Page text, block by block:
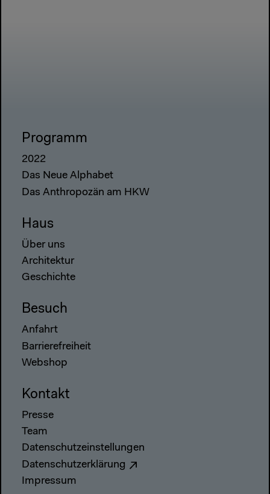
Programm
2022
Das Neue Alphabet
Das Anthropozän am HKW
Haus
Über uns
Architektur
Geschichte
Besuch
Anfahrt
Barrierefreiheit
Webshop
Kontakt
Presse
Team
Datenschutzeinstellungen
Datenschutzerklärung
Impressum